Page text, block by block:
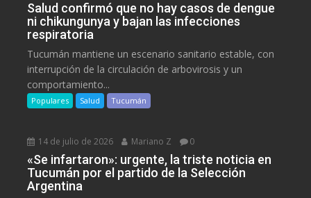
Salud confirmó que no hay casos de dengue
ni chikungunya y bajan las infecciones
respiratoria
Tucumán mantiene un escenario sanitario estable, con
interrupción de la circulación de arbovirosis y un
comportamiento...
Populares Salud Tucumán
14 de julio de 2026 Mariano Z 0
«Se infartaron»: urgente, la triste noticia en
Tucumán por el partido de la Selección
Argentina